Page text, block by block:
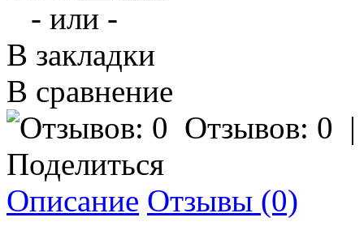
- или -
В закладки
В сравнение
Отзывов: 0
Поделиться
Описание Отзывы (0)